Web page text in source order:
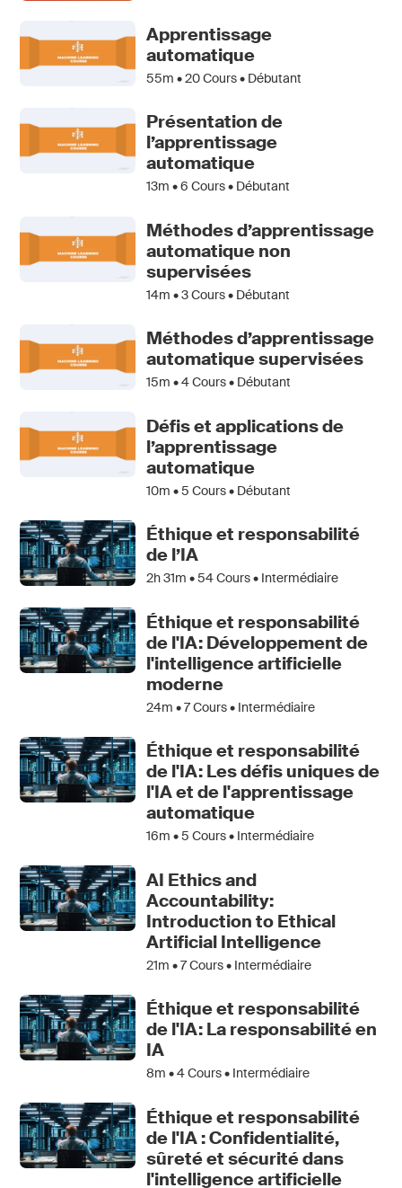
Apprentissage
automatique
55m •20Cours • Débutant
Présentation de
l’apprentissage
automatique
13m •6 Cours • Débutant
Méthodes d’apprentissage
automatique non
supervisées
14m •3Cours • Débutant
Méthodes d’apprentissage
automatique supervisées
15m •4Cours • Débutant
Défis et applications de
l’apprentissage
automatique
10m •5 Cours • Débutant
Éthique et responsabilité
de l’IA
2h 31m •54Cours • Intermédiaire
Éthique et responsabilité
de l'IA: Développement de
l'intelligence artificielle
moderne
24m •7Cours • Intermédiaire
Éthique et responsabilité
de l'IA: Les défis uniques de
l'IA et de l'apprentissage
automatique
16m •5 Cours • Intermédiaire
AI Ethics and
Accountability:
Introduction to Ethical
Artificial Intelligence
21m •7Cours • Intermédiaire
Éthique et responsabilité
de l'IA: La responsabilité en
IA
8m •4Cours • Intermédiaire
Éthique et responsabilité
de l'IA : Confidentialité,
sûreté et sécurité dans
l'intelligence artificielle